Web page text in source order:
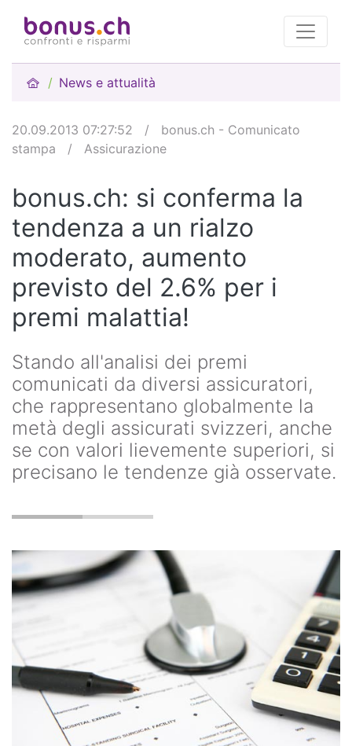
News e attualità
20.09.2013 07:27:52 /
bonus.ch - Comunicato
stampa
/ Assicurazione
bonus.ch: si conferma la
tendenza a un rialzo
moderato, aumento
previsto del 2.6% per i
premi malattia!
Stando all'analisi dei premi
comunicati da diversi assicuratori,
che rappresentano globalmente la
metà degli assicurati svizzeri, anche
se con valori lievemente superiori, si
precisano le tendenze già osservate.